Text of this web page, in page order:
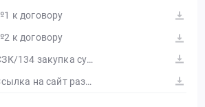
к договору
к договору
Протокол № СЗК/134 закупка судовой арматуры
223-ФЗ ЕИС. Ссылка на сайт размещения тендера #30555760451.doc